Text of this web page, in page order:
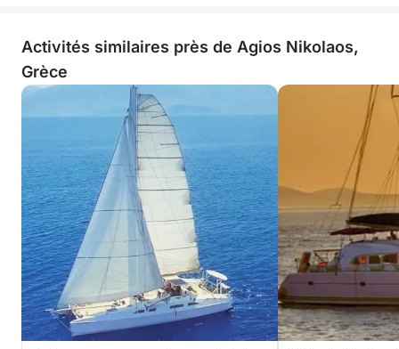
Activités similaires près de Agios Nikolaos,
Grèce